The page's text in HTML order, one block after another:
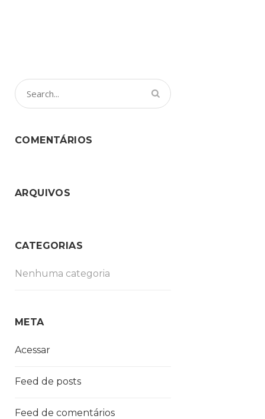
COMENTÁRIOS
ARQUIVOS
CATEGORIAS
Nenhuma categoria
META
Acessar
Feed de posts
Feed de comentários